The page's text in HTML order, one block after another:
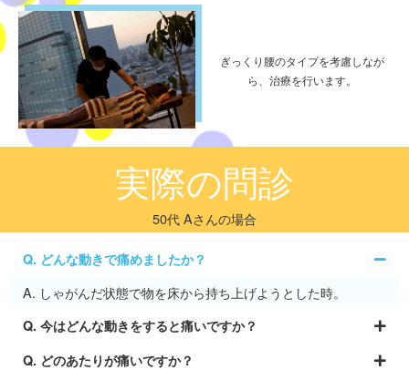
ぎっくり腰のタイプを考慮しなが
ら、治療を行います。
実際の問診
50代 Aさんの場合
Q. どんな動きで痛めましたか？
A. しゃがんだ状態で物を床から持ち上げようとした時。
Q. 今はどんな動きをすると痛いですか？
Q. どのあたりが痛いですか？